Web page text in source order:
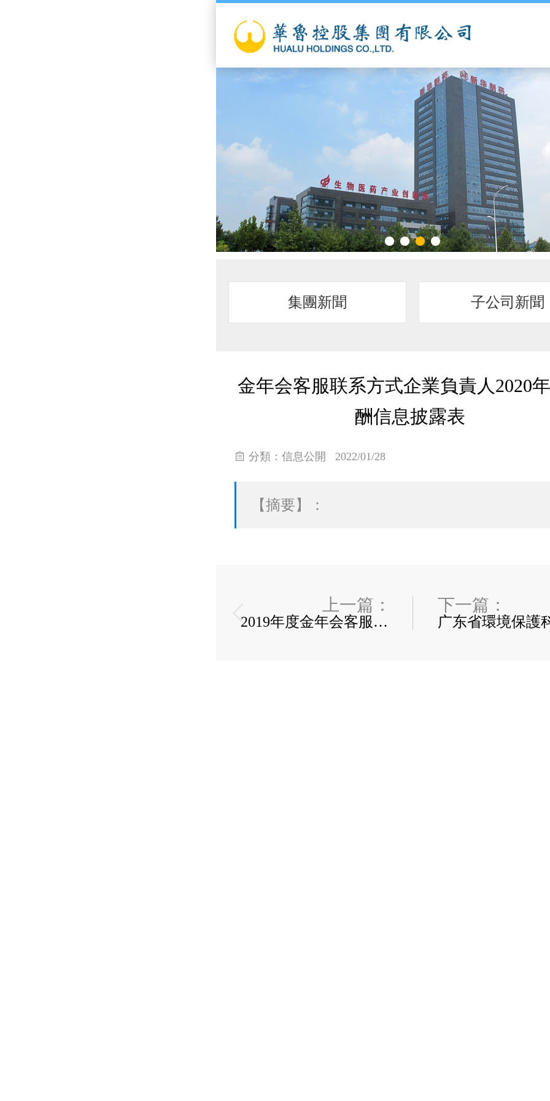
集團新聞 子公司新聞
金年会客服联系方式企業負責人2020
酬信息披露表
分類： 信息公開 2022/01/28
【摘要】：
上一篇：
2019年度金年会客服联系方式社會責任報告
下一篇：